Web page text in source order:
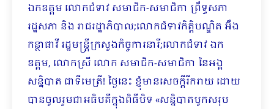
ឯកឧត្តម លោកជំទាវ សមាជិក-សមាជិកា ព្រឹទ្ធសភា
រដ្ឋសភា និង រាជរដ្ឋាភិបាល;លោកជំទាវកិត្តិបណ្ឌិត អ៊ឹង
កន្ថាផាវី រដ្ឋមន្រ្តីក្រសួងកិច្ចការនារី;លោកជំទាវ ឯក
ឧត្តម, លោកស្រី លោក សមាជិក-សមាជិកា នៃអង្គ
សន្និបាត ជាទីមេត្រី! ថ្ងៃនេះ ខ្ញុំមានសេចក្តីរីករាយ ដោយ
បានចូលរួមជាអធិបតីក្នុងពិធីបិទ «សន្និបាតបូកសរុប